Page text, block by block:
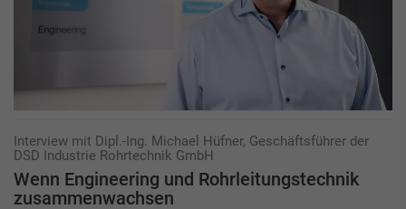
Interview mit Dipl.-Ing. Michael Hüfner, Geschäftsführer der
DSD Industrie Rohrtechnik GmbH
Wenn Engineering und Rohrleitungstechnik
zusammenwachsen